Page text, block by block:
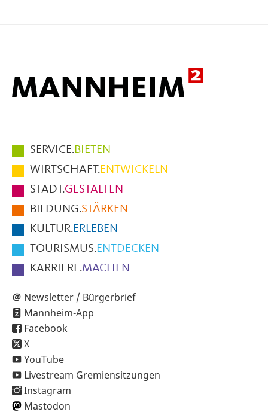
Hauptmenüpunkte
im
Fußbereich
der
Seite
SERVICE.BIETEN
WIRTSCHAFT.ENTWICKELN
STADT.GESTALTEN
BILDUNG.STÄRKEN
KULTUR.ERLEBEN
TOURISMUS.ENTDECKEN
KARRIERE.MACHEN
Newsletter / Bürgerbrief
Mannheim-App
Facebook
X
YouTube
Livestream Gremiensitzungen
Instagram
Mastodon